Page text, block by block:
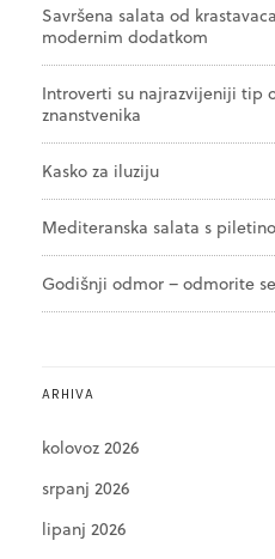
Savršena salata od
modernim dodatkom
Introverti su najrazvijeniji tip
znanstvenika
Kasko za iluziju
Mediteranska salata s
Godišnji odmor – odmorite
ARHIVA
kolovoz 2026
srpanj 2026
lipanj 2026